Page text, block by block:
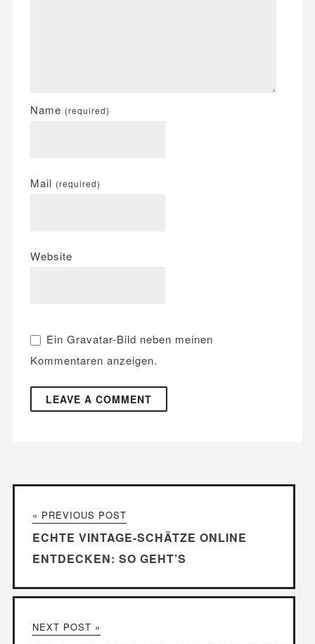
Name (required)
Mail (required)
Website
Ein Gravatar-Bild neben meinen
Kommentaren anzeigen.
« PREVIOUS POST
ECHTE VINTAGE-SCHÄTZE ONLINE
ENTDECKEN: SO GEHT’S
NEXT POST »